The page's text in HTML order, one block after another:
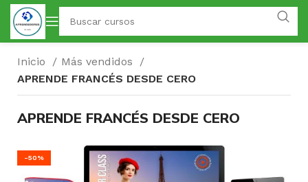
Inicio
Más vendidos
APRENDE FRANCÉS DESDE CERO
APRENDE FRANCÉS DESDE CERO
-50%